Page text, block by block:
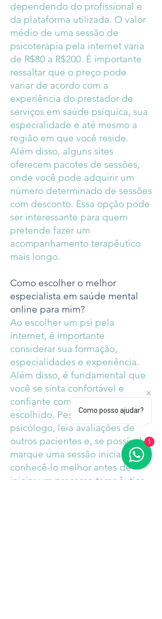
dependendo do profissional e
da plataforma utilizada. O valor
médio de uma sessão de
psicoterapia pela internet varia
de R$80 a R$200. É importante
ressaltar que o preço pode
variar de acordo com a
experiência do prestador de
serviços em saúde psíquica, sua
especialidade e até mesmo a
região em que você reside.
Além disso, alguns sites
oferecem pacotes de sessões,
onde você pode adquirir um
número determinado de sessões
com desconto. Essa opção pode
ser interessante para quem
pretende fazer um
acompanhamento terapêutico
mais longo.
Como escolher o melhor
especialista em saúde mental
online para mim?
Ao escolher um psi pela
internet, é importante
considerar sua formação,
especialidades e experiência.
Além disso, é fundamental que
você se sinta confortável e
confiante com o profissional
escolhido. Pesquise sobre o
psicólogo, leia avaliações de
outros pacientes e, se possível,
marque uma sessão inicial para
conhecê-lo melhor antes de
iniciar um processo terapêutico
Como posso ajudar?
1